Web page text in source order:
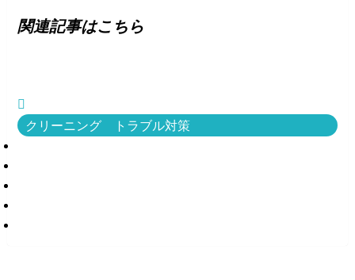
関連記事はこちら
クリーニング トラブル対策